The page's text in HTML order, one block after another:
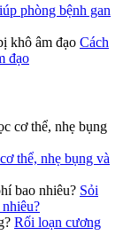
phòng bệnh gan
Cách
đạo
thể, nhẹ bụng và
Sỏi
Rối loạn cương